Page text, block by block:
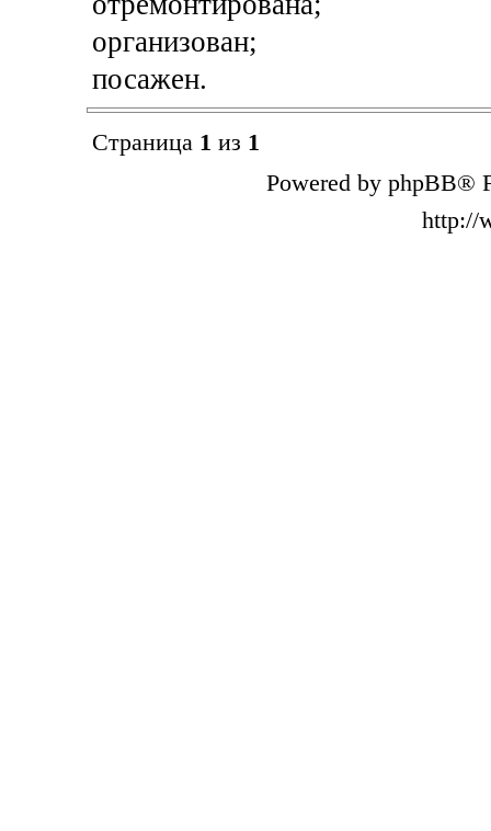
организован;
посажен.
Страница 1 из 1
Powered by phpBB®
http://